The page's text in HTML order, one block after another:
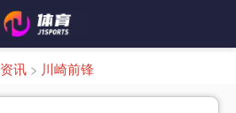
讯 > 川崎前锋